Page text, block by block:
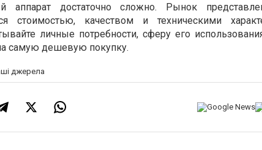
аппарат достаточно сложно. Рынок
стоимостью, качеством и техническими
личные потребности, сферу его
самую дешевую покупку.
джерела